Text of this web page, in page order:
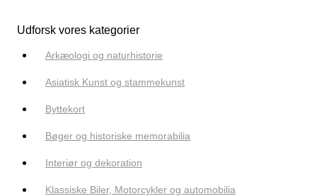
Udforsk vores kategorier
Arkæologi og naturhistorie
Asiatisk Kunst og stammekunst
Byttekort
Bøger og historiske memorabilia
Interiør og dekoration
Klassiske Biler, Motorcykler og automobilia